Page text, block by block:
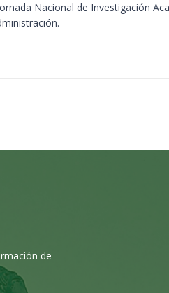
Nacional de Investigación
de